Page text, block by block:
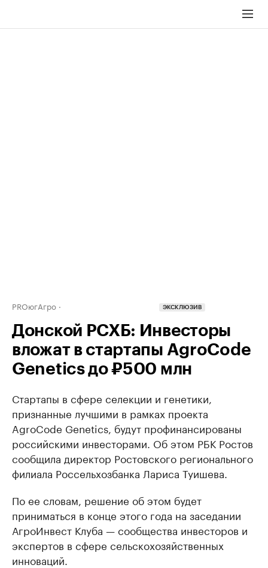
PROюгАгро ЭКСКЛЮЗИВ
Донской РСХБ: Инвесторы
вложат в стартапы AgroCode
Genetics до ₽500 млн
Стартапы в сфере селекции и генетики,
признанные лучшими в рамках проекта
AgroCode Genetics, будут профинансированы
российскими инвесторами. Об этом РБК Ростов
сообщила директор Ростовского регионального
филиала Россельхозбанка Лариса Туишева.
По ее словам, решение об этом будет
приниматься в конце этого года на заседании
АгроИнвест Клуба — сообщества инвесторов и
экспертов в сфере сельскохозяйственных
инноваций.